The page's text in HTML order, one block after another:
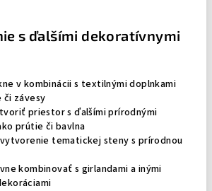
s ďalšími dekoratívnymi
v kombinácii s textilnými doplnkami
či závesy
priestor s ďalšími prírodnými
prútie či bavlna
tematickej steny s prírodnou
kombinovať s girlandami a inými